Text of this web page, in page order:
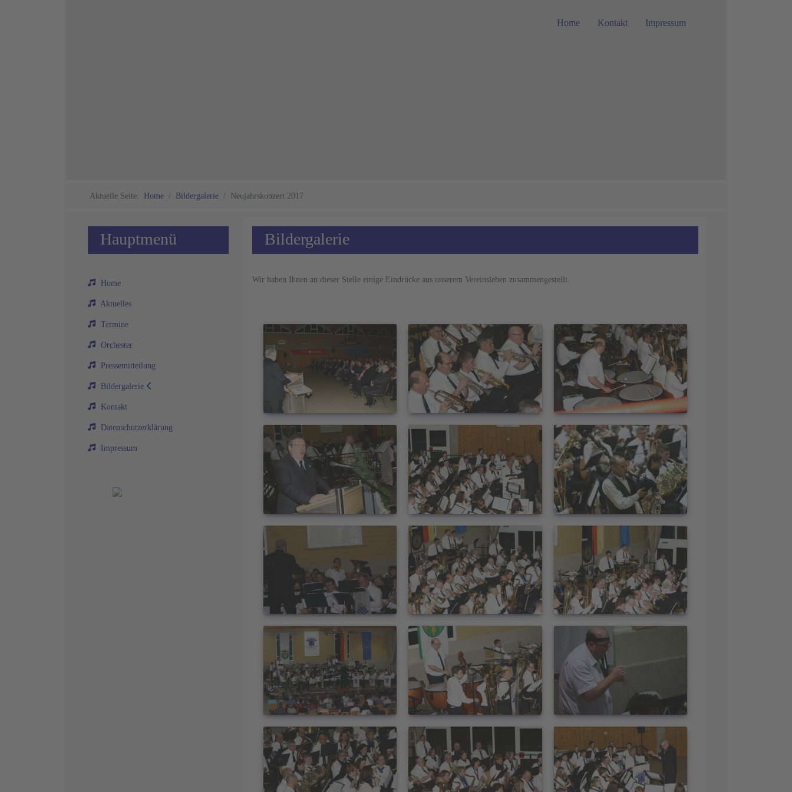
Home Kontakt Impressum
Aktuelle Seite: Home Bildergalerie Neujahrskonzert 2017
Hauptmenü
Home
Aktuelles
Termine
Orchester
Pressemitteilung
Bildergalerie
Kontakt
Datenschutzerklärung
Impressum
Bildergalerie
Wir haben Ihnen an dieser Stelle einige Eindrücke aus unserem Vereinsleben zusammengestellt.